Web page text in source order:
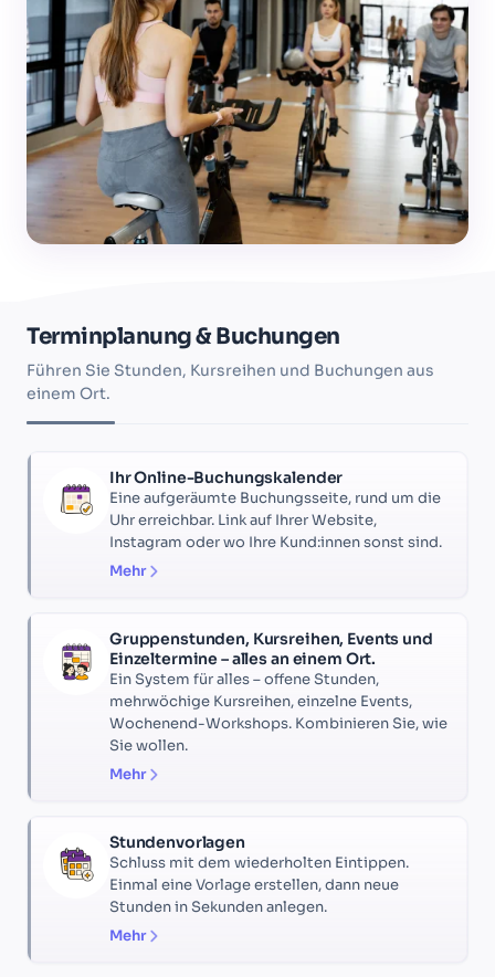
Terminplanung & Buchungen
Führen Sie Stunden, Kursreihen und Buchungen aus
einem Ort.
Ihr Online-Buchungskalender
Eine aufgeräumte Buchungsseite, rund um die
Uhr erreichbar. Link auf Ihrer Website,
Instagram oder wo Ihre Kund:innen sonst sind.
Mehr
Gruppenstunden, Kursreihen, Events und
Einzeltermine – alles an einem Ort.
Ein System für alles – offene Stunden,
mehrwöchige Kursreihen, einzelne Events,
Wochenend-Workshops. Kombinieren Sie, wie
Sie wollen.
Mehr
Stundenvorlagen
Schluss mit dem wiederholten Eintippen.
Einmal eine Vorlage erstellen, dann neue
Stunden in Sekunden anlegen.
Mehr